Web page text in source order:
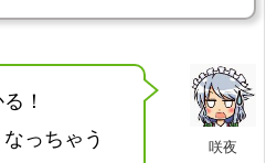
咲夜
！
っちゃう